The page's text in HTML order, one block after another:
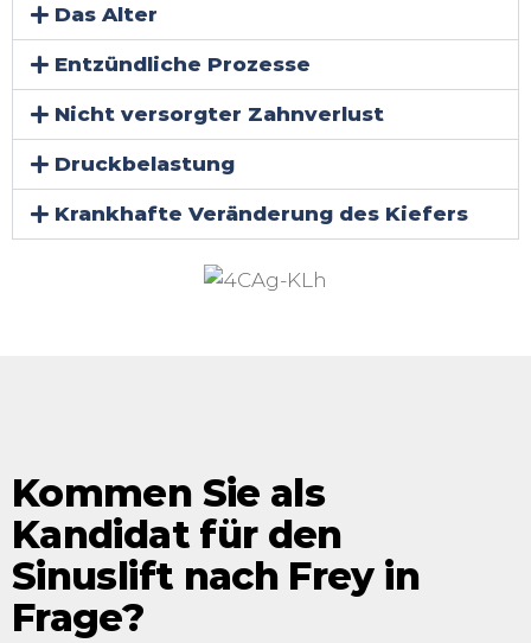
Das Alter
Entzündliche Prozesse
Nicht versorgter Zahnverlust
Druckbelastung
Krankhafte Veränderung des Kiefers
Kommen Sie als
Kandidat für den
Sinuslift nach Frey in
Frage?